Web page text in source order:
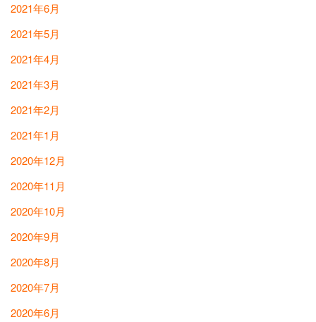
2021年6月
2021年5月
2021年4月
2021年3月
2021年2月
2021年1月
2020年12月
2020年11月
2020年10月
2020年9月
2020年8月
2020年7月
2020年6月